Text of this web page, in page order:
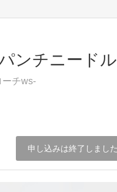
ンチニード
チws -
申し込みは終了しました